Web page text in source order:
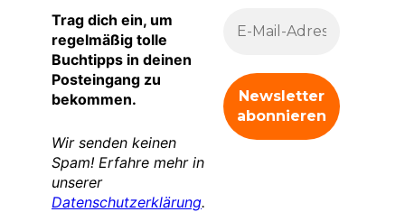
Trag dich ein, um
regelmäßig tolle
Buchtipps in deinen
Posteingang zu
bekommen.
Wir senden keinen
Spam! Erfahre mehr in
unserer
Datenschutzerklärung.